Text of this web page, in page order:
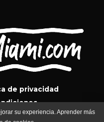
de privacidad
su experiencia. Aprender más